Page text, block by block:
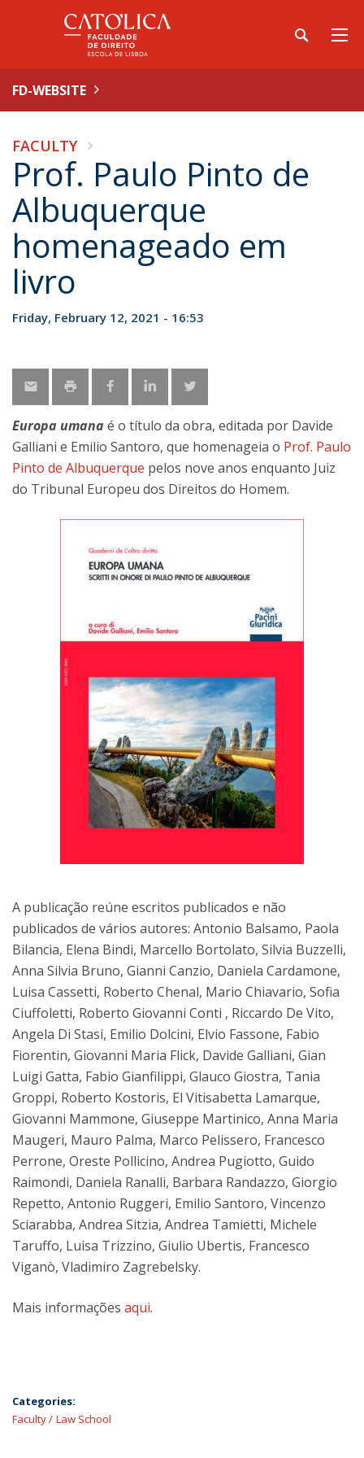
FD-WEBSITE
FACULTY
Prof. Paulo Pinto de
Albuquerque
homenageado em
livro
Friday, February 12, 2021 - 16:53
Europa umanaé o título da obra, editada por Davide
Galliani e Emilio Santoro, que homenageia o Prof. Paulo
Pinto de Albuquerque pelos nove anos enquanto Juiz
do Tribunal Europeu dos Direitos do Homem.
A publicação reúne escritos publicados e não
publicados de vários autores: Antonio Balsamo, Paola
Bilancia, Elena Bindi, Marcello Bortolato, Silvia Buzzelli,
Anna Silvia Bruno, Gianni Canzio, Daniela Cardamone,
Luisa Cassetti, Roberto Chenal, Mario Chiavario, Sofia
Ciuffoletti, Roberto Giovanni Conti , Riccardo De Vito,
Angela Di Stasi, Emilio Dolcini, Elvio Fassone, Fabio
Fiorentin, Giovanni Maria Flick, Davide Galliani, Gian
Luigi Gatta, Fabio Gianfilippi, Glauco Giostra, Tania
Groppi, Roberto Kostoris, El Vitisabetta Lamarque,
Giovanni Mammone, Giuseppe Martinico, Anna Maria
Maugeri, Mauro Palma, Marco Pelissero, Francesco
Perrone, Oreste Pollicino, Andrea Pugiotto, Guido
Raimondi, Daniela Ranalli, Barbara Randazzo, Giorgio
Repetto, Antonio Ruggeri, Emilio Santoro, Vincenzo
Sciarabba, Andrea Sitzia, Andrea Tamietti, Michele
Taruffo, Luisa Trizzino, Giulio Ubertis, Francesco
Viganò, Vladimiro Zagrebelsky.
Mais informações aqui.
Categories:
Faculty
Law School